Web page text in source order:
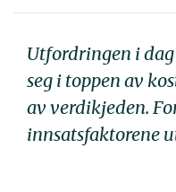
Utfordringen i
seg i toppen av
av verdikjeden.
innsatsfaktorene